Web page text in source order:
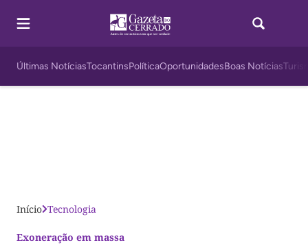
Últimas NotíciasTocantinsPolíticaOportunidadesBoas Notícias
Início Tecnologia
Exoneração em massa